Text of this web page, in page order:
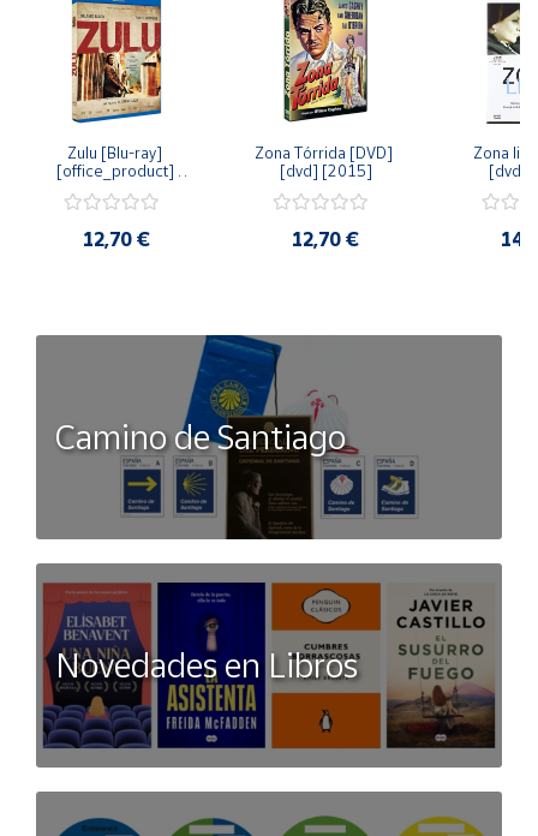
Zulu [Blu-ray]
[office_product]
12,70 €
Zona Tórrida [DVD]
[dvd] [2015]
12,70 €
Zona
[dvd]
Camino de Santiago
Novedades en Libros